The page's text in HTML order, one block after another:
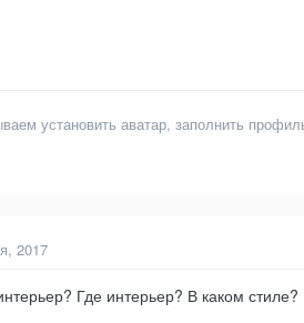
установить аватар, заполнить
2017
Где интерьер? В каком стиле?